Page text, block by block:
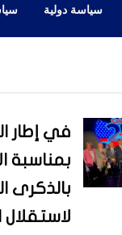
سياسة دولية
في إطار
بمناسبة
لاستقلال